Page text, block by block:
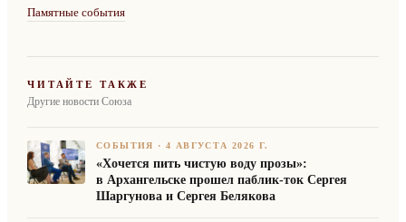
Памятные события
ЧИТАЙТЕ ТАКЖЕ
Другие новости Союза
СОБЫТИЯ ·4 АВГУСТА 2026 Г.
«Хочется пить чистую воду прозы»:
в Архангельске прошел паблик-ток Сергея
Шаргунова и Сергея Белякова